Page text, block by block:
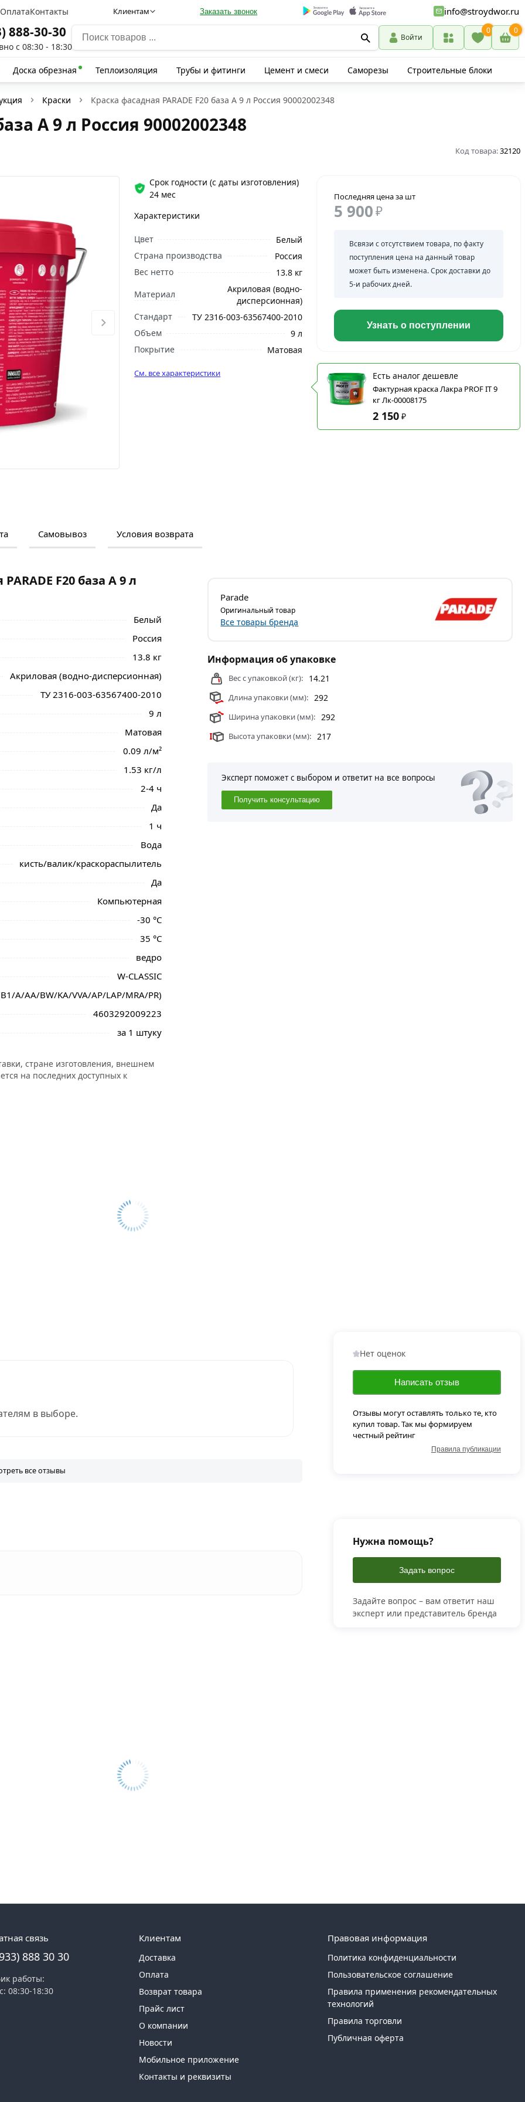
ОплатаКонтакты Клиентам Заказать звонок info@stroydwor.ru
888-30-30
с 08:30 - 18:30
Войти
0 0
Доска обрезная Теплоизоляция Трубы и фитинги Цемент и смеси Саморезы Строительные блоки
Краски Краска фасадная PARADE F20 база А 9 л Россия 90002002348
А 9 л Россия 90002002348
Код товара:32120
Срок годности (с даты изготовления)
24 мес
Характеристики
Цвет
Белый
Страна производства
Россия
Вес нетто
13.8 кг
Материал
Акриловая (водно-
дисперсионная)
Стандарт
ТУ 2316-003-63567400-2010
Объем
9 л
Покрытие
Матовая
См. все характеристики
Последняя цена за шт
5 900₽
Всвязи с отсутствием товара, по факту
поступления цена на данный товар
может быть изменена. Срок доставки до
5-и рабочих дней.
Узнать о поступлении
Есть аналог дешевле
Фактурная краска Лакра PROF IT 9
кг Лк-00008175
2 150 ₽
Самовывоз Условия возврата
и отзывами о товаре, чтобы сделать
наружных и внутренних работ, имеет
к атмосферным воздействиям.
Сертифицирована для детских
F20 база А 9 л Россия 90002002348 из
F20 база А 9 л
Белый
Россия
13.8 кг
Акриловая (водно-дисперсионная)
ТУ 2316-003-63567400-2010
9 л
Матовая
0.09 л/м²
1.53 кг/л
2-4 ч
Да
1 ч
Вода
кисть/валик/краскораспылитель
Да
Компьютерная
-30 °С
35 °С
ведро
W-CLASSIС
A/AA/BW/KA/VVA/AP/LAP/MRA/PR)
4603292009223
за 1 штуку
стране изготовления, внешнем
на последних доступных к
Parade
Оригинальный товар
Все товары бренда
Информация об упаковке
Вес с упаковкой (кг): 14.21
Длина упаковки (мм): 292
Ширина упаковки (мм): 292
Высота упаковки (мм): 217
Эксперт поможет с выбором и ответит на все вопросы
Получить консультацию
в выборе.
все отзывы
Нет оценок
Написать отзыв
Отзывы могут оставлять только те, кто
купил товар. Так мы формируем
честный рейтинг
Правила публикации
Нужна помощь?
Задать вопрос
Задайте вопрос – вам ответит наш
эксперт или представитель бренда
связь
888 30 30
работы:
08:30-18:30
Клиентам
Доставка
Оплата
Возврат товара
Прайс лист
О компании
Новости
Мобильное приложение
Контакты и реквизиты
Правовая информация
Политика конфиденциальности
Пользовательское соглашение
Правила применения рекомендательных
технологий
Правила торговли
Публичная оферта